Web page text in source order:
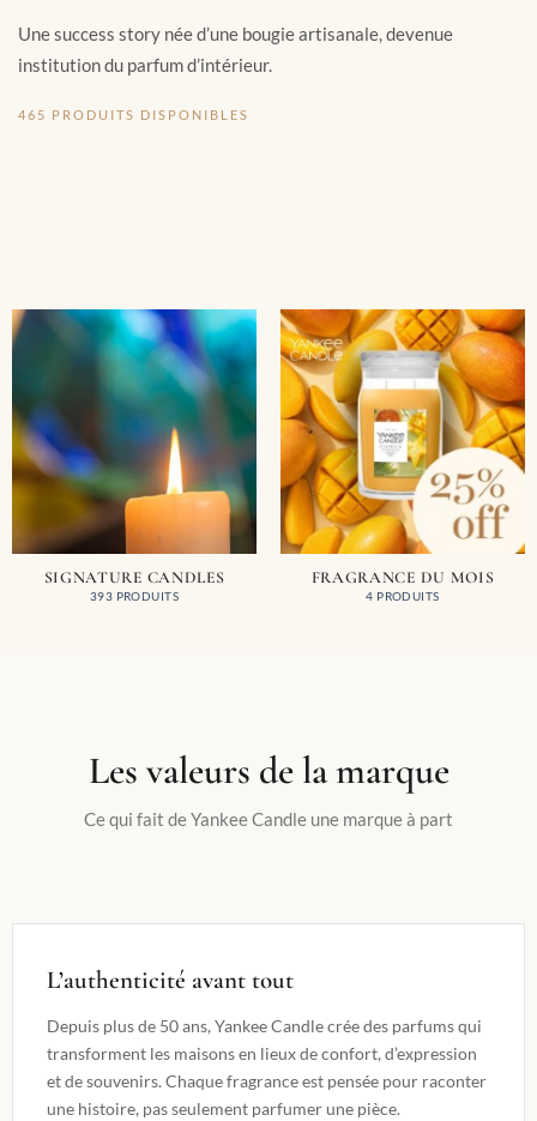
Une success story née d’une bougie artisanale, devenue
institution du parfum d’intérieur.
465 PRODUITS DISPONIBLES
SIGNATURE CANDLES
393 PRODUITS
FRAGRANCE DU MOIS
4 PRODUITS
Les valeurs de la marque
Ce qui fait de Yankee Candle une marque à part
L’authenticité avant tout
Depuis plus de 50 ans, Yankee Candle crée des parfums qui
transforment les maisons en lieux de confort, d’expression
et de souvenirs. Chaque fragrance est pensée pour raconter
une histoire, pas seulement parfumer une pièce.